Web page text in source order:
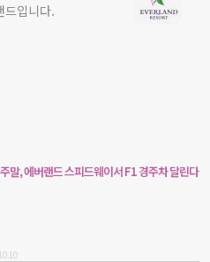
드입니다.
말, 에버랜드 스피드웨이서 F1 경주차 달린다